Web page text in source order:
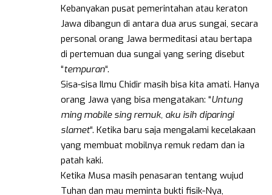
Kebanyakan pusat pemerintahan atau keraton
Jawa dibangun di antara dua arus sungai, secara
personal orang Jawa bermeditasi atau bertapa
di pertemuan dua sungai yang sering disebut
“tempuran“.
Sisa-sisa Ilmu Chidir masih bisa kita amati. Hanya
orang Jawa yang bisa mengatakan: “Untung
ming mobile sing remuk, aku isih diparingi
slamet“. Ketika baru saja mengalami kecelakaan
yang membuat mobilnya remuk redam dan ia
patah kaki.
Ketika Musa masih penasaran tentang wujud
Tuhan dan mau meminta bukti fisik-Nya,